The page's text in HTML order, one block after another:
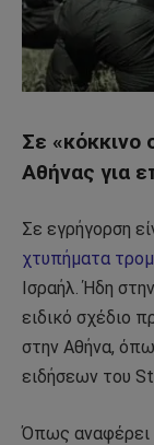
Σε «κόκκινο
Αθήνας για
Σε εγρήγορση
χτυπήματα
Ισραήλ. Ήδη
ειδικό σχέδιο
στην Αθήνα,
ειδήσεων του
Όπως αναφέρει